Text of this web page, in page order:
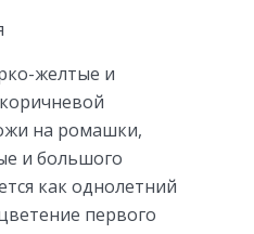
желтые и
на ромашки,
и большого
как однолетний
первого